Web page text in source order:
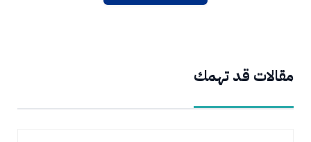
مقالات قد تهمك